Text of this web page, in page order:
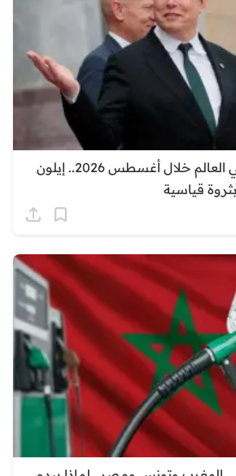
أغنى 10 أشخاص في العالم خلال أغسطس 2026.. إيلون
قياسية